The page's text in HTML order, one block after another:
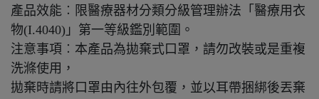
產品效能︰限醫療器材分類分級管理辦法「醫療用衣
物(I.4040)」第一等級鑑別範圍。
注意事項︰本產品為拋棄式口罩，請勿改裝或是重複
洗滌使用，
拋棄時請將口罩由內往外包覆，並以耳帶捆綁後丟棄